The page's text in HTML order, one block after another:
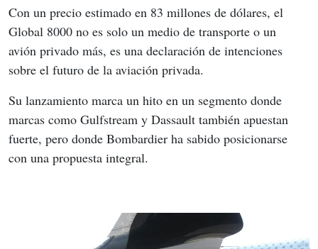
Con un precio estimado en 83 millones de dólares, el
Global 8000 no es solo un medio de transporte o un
avión privado más, es una declaración de intenciones
sobre el futuro de la aviación privada.
Su lanzamiento marca un hito en un segmento donde
marcas como Gulfstream y Dassault también apuestan
fuerte, pero donde Bombardier ha sabido posicionarse
con una propuesta integral.